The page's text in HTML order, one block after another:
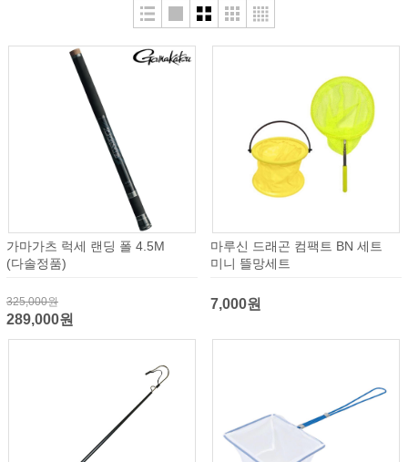
가마가츠 럭세 랜딩 폴 4.5M
(다솔정품)
325,000원
289,000원
마루신 드래곤 컴팩트 BN 세트
미니 뜰망세트
7,000원